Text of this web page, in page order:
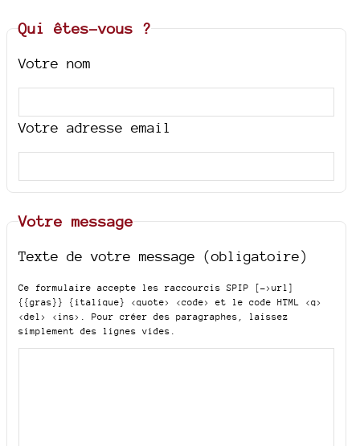
Qui êtes-vous ?
Votre nom
Votre adresse email
Votre message
Texte de votre message (obligatoire)
Ce formulaire accepte les raccourcis SPIP
[->url]
{{gras}} {italique} <quote> <code>
et le code HTML <q>
<del> <ins>
. Pour créer des paragraphes, laissez
simplement des lignes vides.